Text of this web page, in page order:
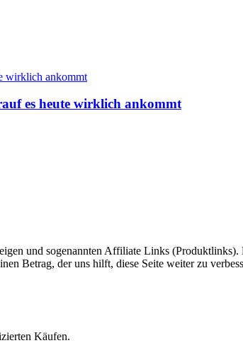
es heute wirklich ankommt
und sogenannten Affiliate Links
Betrag, der uns hilft, diese Seite weiter zu
Käufen.